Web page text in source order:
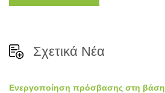
Σχετικά Νέα
Ενεργοποίηση πρόσβασης στη